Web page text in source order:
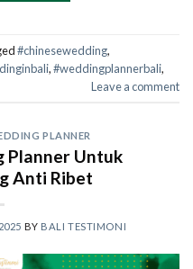
#chinesewedding,
,#weddingplannerbali,
Leave a comment
PLANNER
Planner Untuk
Anti Ribet
BY BALI TESTIMONI